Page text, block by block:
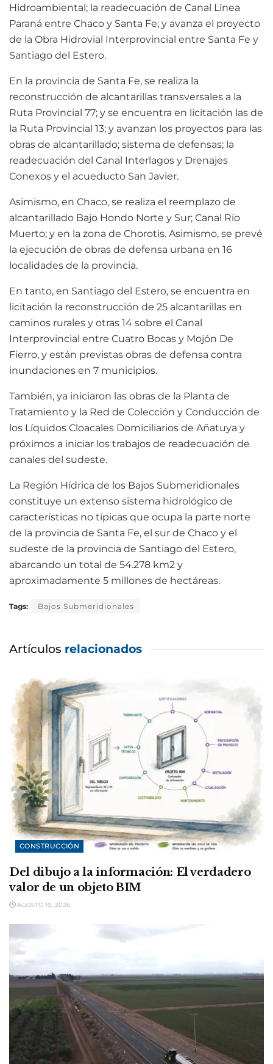
Hidroambiental; la readecuación de Canal Línea
Paraná entre Chaco y Santa Fe; y avanza el proyecto
de la Obra Hidrovial Interprovincial entre Santa Fe y
Santiago del Estero.
En la provincia de Santa Fe, se realiza la
reconstrucción de alcantarillas transversales a la
Ruta Provincial 77; y se encuentra en licitación las de
la Ruta Provincial 13; y avanzan los proyectos para las
obras de alcantarillado; sistema de defensas; la
readecuación del Canal Interlagos y Drenajes
Conexos y el acueducto San Javier.
Asimismo, en Chaco, se realiza el reemplazo de
alcantarillado Bajo Hondo Norte y Sur; Canal Río
Muerto; y en la zona de Chorotis. Asimismo, se prevé
la ejecución de obras de defensa urbana en 16
localidades de la provincia.
En tanto, en Santiago del Estero, se encuentra en
licitación la reconstrucción de 25 alcantarillas en
caminos rurales y otras 14 sobre el Canal
Interprovincial entre Cuatro Bocas y Mojón De
Fierro, y están previstas obras de defensa contra
inundaciones en 7 municipios.
También, ya iniciaron las obras de la Planta de
Tratamiento y la Red de Colección y Conducción de
los Líquidos Cloacales Domiciliarios de Añatuya y
próximos a iniciar los trabajos de readecuación de
canales del sudeste.
La Región Hídrica de los Bajos Submeridionales
constituye un extenso sistema hidrológico de
características no típicas que ocupa la parte norte
de la provincia de Santa Fe, el sur de Chaco y el
sudeste de la provincia de Santiago del Estero,
abarcando un total de 54.278 km2 y
aproximadamente 5 millones de hectáreas.
Tags: Bajos Submeridionales
Artículos relacionados
CONSTRUCCIÓN
Del dibujo a la información: El verdadero
valor de un objeto BIM
AGOSTO 10, 2026